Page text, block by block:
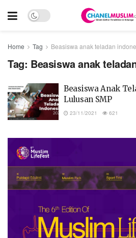
Home Tag Beasiswa anak teladan
Tag: Beasiswa anak
Beasiswa Anak
Lulusan SMP
23/11/2021 621